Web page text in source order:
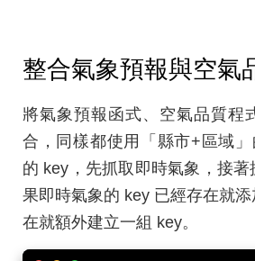
整合氣象預報與空氣
將氣象預報函式、空氣品質程
合，同樣都使用「縣市+區域
的 key，先抓取即時氣象，接
果即時氣象的 key 已經存在就
在就額外建立一組 key。